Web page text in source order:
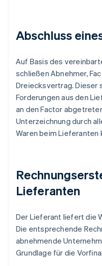
Abschluss
Auf Basis des
schließen Abnehmer,
Dreiecksvertrag. Dieser
Forderungen aus den
an den Factor
Unterzeichnung durch
Waren beim Lieferanten
Lieferanten
Der Lieferant liefert die
Die entsprechende
abnehmende
Grundlage für die